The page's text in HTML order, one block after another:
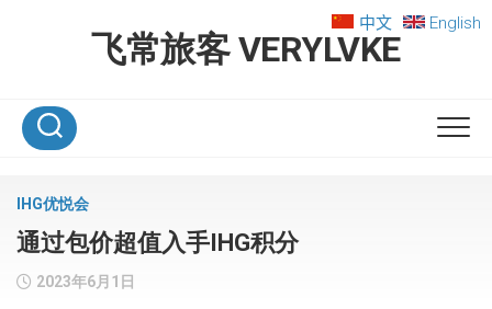
飞常旅客 VERYLVKE
中文 English
IHG优悦会
通过包价超值入手IHG积分
2023年6月1日